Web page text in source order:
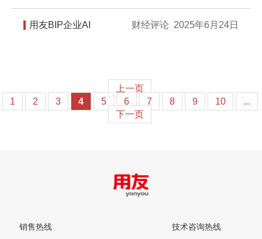
用友BIP企业AI 财经评论 2025年6月24日
上一页
1
2 3 4 5 6 7 8 9 10
...
下一页
销售热线 技术咨询热线